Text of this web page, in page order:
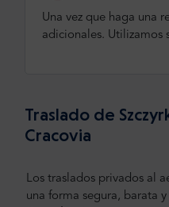
Una vez que haga una
adicionales. Utilizamos
Traslado de
Cracovia
Los traslados privados al
una forma segura, barata